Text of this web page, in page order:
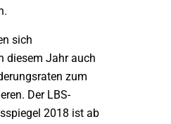
sich
diesem Jahr auch
zum
Der LBS-
2018 ist ab